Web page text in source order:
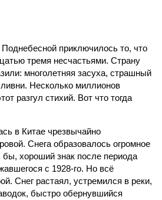
приключилось то, что
тремя несчастьями. Страну
многолетняя засуха, страшный
Несколько миллионов
разгул стихий. Вот что тогда
в Китае чрезвычайно
Снега образовалось огромное
бы, хороший знак после периода
с 1928-го. Но всё
Снег растаял, устремился в реки,
быстро обернувшийся